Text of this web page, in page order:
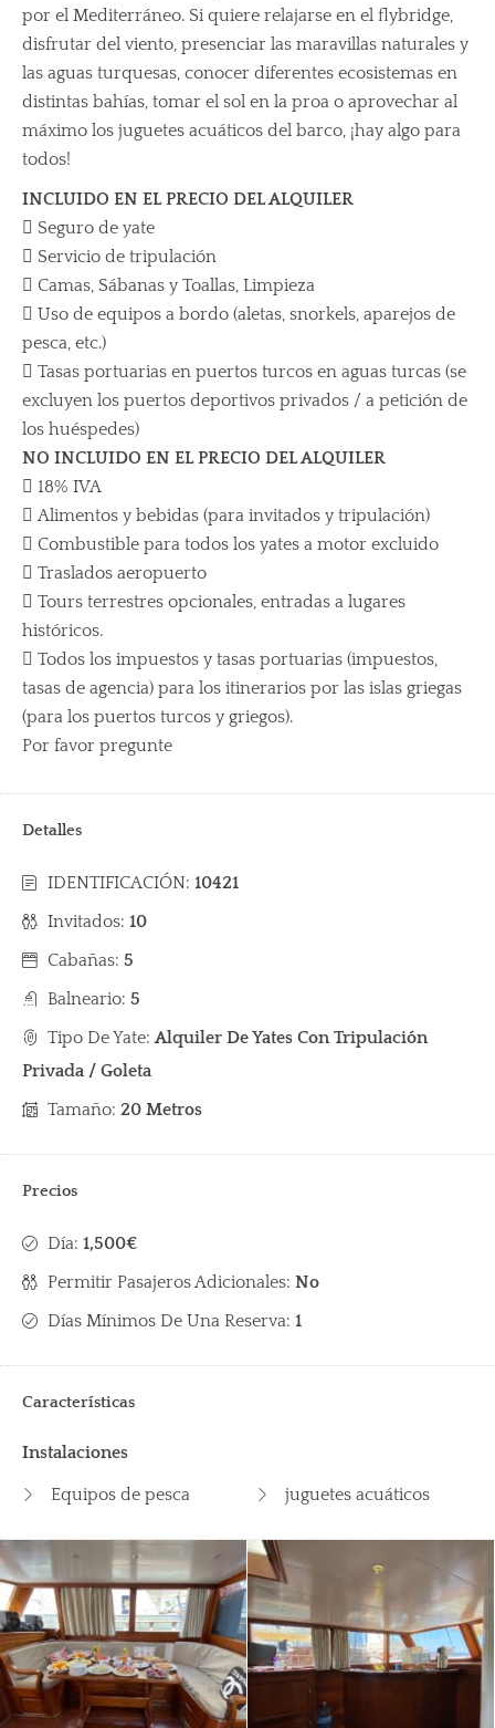
por el Mediterráneo. Si quiere relajarse en el flybridge,
disfrutar del viento, presenciar las maravillas naturales y
las aguas turquesas, conocer diferentes ecosistemas en
distintas bahías, tomar el sol en la proa o aprovechar al
máximo los juguetes acuáticos del barco, ¡hay algo para
todos!
INCLUIDO EN EL PRECIO DEL ALQUILER
 Seguro de yate
 Servicio de tripulación
 Camas, Sábanas y Toallas, Limpieza
 Uso de equipos a bordo (aletas, snorkels, aparejos de
pesca, etc.)
 Tasas portuarias en puertos turcos en aguas turcas (se
excluyen los puertos deportivos privados / a petición de
los huéspedes)
NO INCLUIDO EN EL PRECIO DEL ALQUILER
 18% IVA
 Alimentos y bebidas (para invitados y tripulación)
 Combustible para todos los yates a motor excluido
 Traslados aeropuerto
 Tours terrestres opcionales, entradas a lugares
históricos.
 Todos los impuestos y tasas portuarias (impuestos,
tasas de agencia) para los itinerarios por las islas griegas
(para los puertos turcos y griegos).
Por favor pregunte
Detalles
IDENTIFICACIÓN: 10421
Invitados: 10
Cabañas: 5
Balneario: 5
Tipo De Yate:Alquiler De Yates Con Tripulación
Privada / Goleta
Tamaño: 20 Metros
Precios
Día: 1,500€
Permitir Pasajeros Adicionales: No
Días Mínimos De Una Reserva: 1
Características
Instalaciones
Equipos de pesca juguetes acuáticos